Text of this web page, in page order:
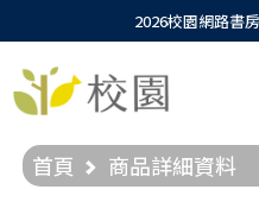
2026校園網路書
首頁 商品詳細資料